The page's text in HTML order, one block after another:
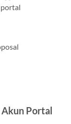
Akun Portal